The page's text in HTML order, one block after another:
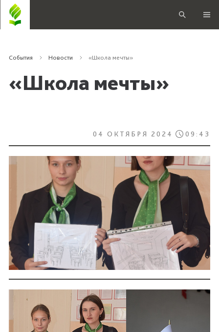
События Новости «Школа мечты»
«Школа мечты»
04 ОКТЯБРЯ 2024 09:43